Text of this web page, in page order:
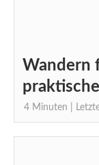
Wandern
4 Minuten |